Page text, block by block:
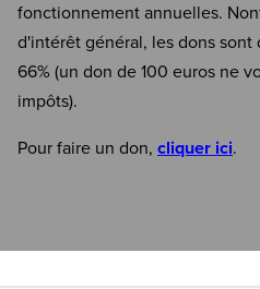
fonctionnement annuelles.
d'intérêt général, les dons sont
66% (un don de 100 euros ne
impôts).
Pour faire un don, cliquer ici.